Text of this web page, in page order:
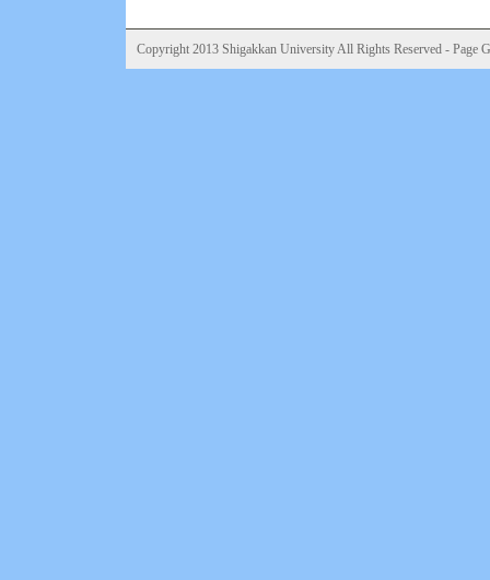
Copyright 2013 Shigakkan University All Rights Reserved - Page